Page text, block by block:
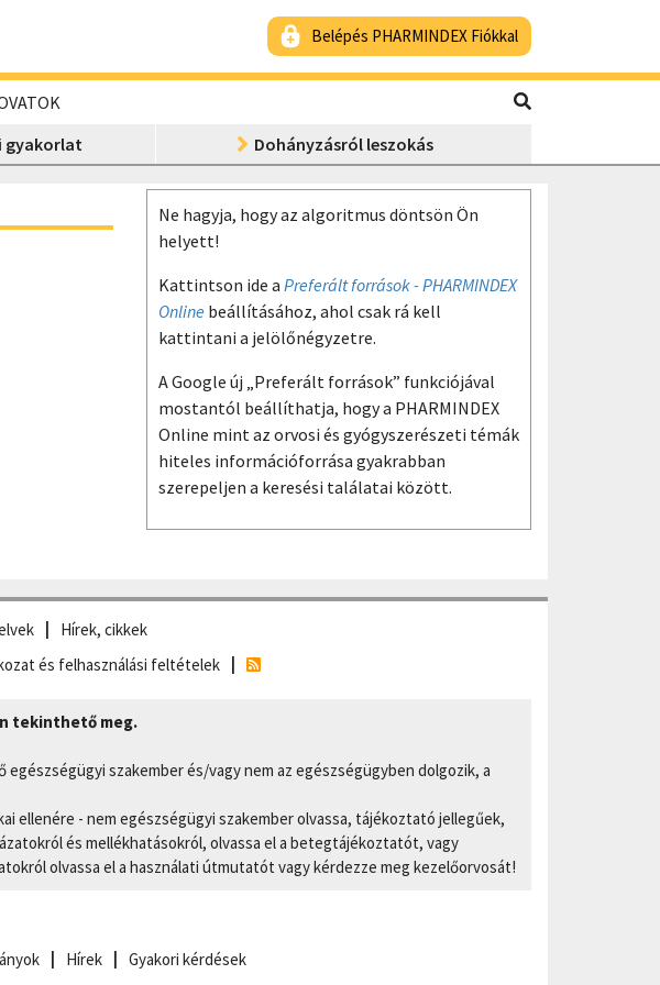
Belépés PHARMINDEX Fiókkal
gyakorlat Dohányzásról leszokás
Ne hagyja, hogy az algoritmus döntsön Ön
helyett!
Kattintson ide a Preferált források - PHARMINDEX
Online beállításához, ahol csak rá kell
kattintani a jelölőnégyzetre.
A Google új „Preferált források” funkciójával
mostantól beállíthatja, hogy a PHARMINDEX
Online mint az orvosi és gyógyszerészeti témák
hiteles információforrása gyakrabban
szerepeljen a keresési találatai között.
Hírek, cikkek
és felhasználási feltételek
tekinthető meg.
szakember és/vagy nem az egészségügyben dolgozik, a
ellenére - nem egészségügyi szakember olvassa, tájékoztató jellegűek,
és mellékhatásokról, olvassa el a betegtájékoztatót, vagy
olvassa el a használati útmutatót vagy kérdezze meg kezelőorvosát!
Hírek Gyakori kérdések